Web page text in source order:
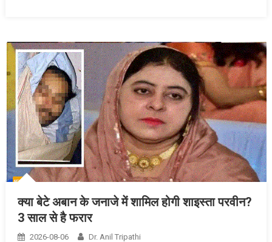
क्या बेटे अबान के जनाजे में शामिल होगी शाइस्ता परवीन?
3 साल से है फरार
2026-08-06 Dr. Anil Tripathi